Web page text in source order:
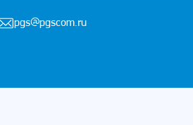
pgs@pgscom.ru